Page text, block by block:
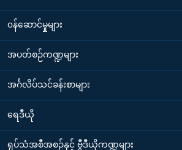
၀န်ဆောင်မှုများ
အပတ်စဉ်ကဏ္ဍများ
အင်္ဂလိပ်သင်ခန်းစာများ
ရေဒီယို
ရုပ်သံအစီအစဉ်နှင့် ဗွီဒီယိုကဏ္ဍများ